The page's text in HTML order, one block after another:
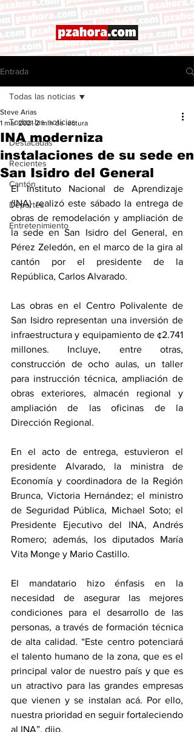
Entrada
Todas las noticias
Destacadas
Recientes
Cantón
Deportes
Entretenimiento
Todas las noticias
INA moderniza
instalaciones de su sede en
San Isidro del General
Steve Arias
1 mar 2021 2 min de lectura
El Instituto Nacional de Aprendizaje
(INA) realizó este sábado la entrega de
obras de remodelación y ampliación de
la sede en San Isidro del General, en
Pérez Zeledón, en el marco de la gira al
cantón por el presidente de la
República, Carlos Alvarado.
Las obras en el Centro Polivalente de
San Isidro representan una inversión de
infraestructura y equipamiento de ¢2.741
millones. Incluye, entre otras,
construcción de ocho aulas, un taller
para instrucción técnica, ampliación de
obras exteriores, almacén regional y
ampliación de las oficinas de la
Dirección Regional.
En el acto de entrega, estuvieron el
presidente Alvarado, la ministra de
Economía y coordinadora de la Región
Brunca, Victoria Hernández; el ministro
de Seguridad Pública, Michael Soto; el
Presidente Ejecutivo del INA, Andrés
Romero; además, los diputados María
Vita Monge y Mario Castillo.
El mandatario hizo énfasis en la
necesidad de asegurar las mejores
condiciones para el desarrollo de las
personas, a través de formación técnica
de alta calidad. “Este centro potenciará
el talento humano de la zona, que es el
principal valor de nuestro país y que es
un atractivo para las grandes empresas
que vienen y se instalan acá. Por ello,
nuestra prioridad en seguir fortaleciendo
al INA”, dijo.